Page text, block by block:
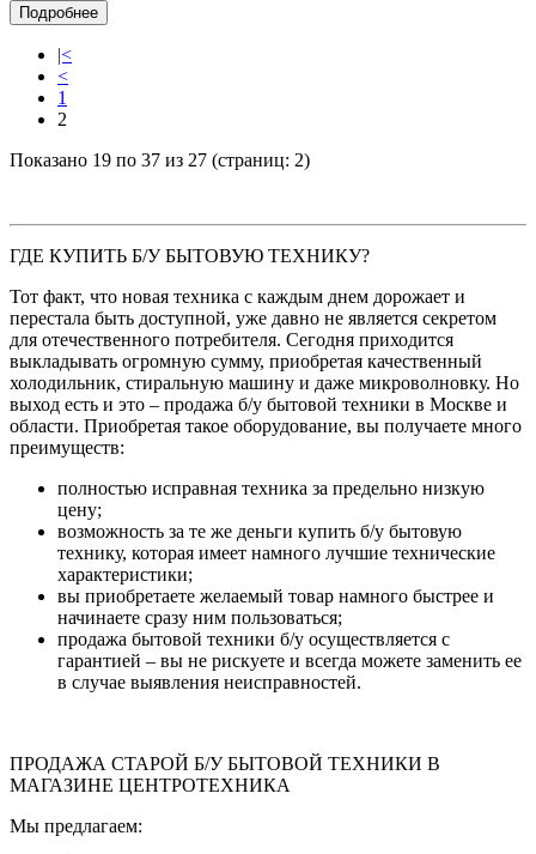
Подробнее
|<
<
1
2
Показано 19 по 37 из 27 (страниц: 2)
ГДЕ КУПИТЬ Б/У БЫТОВУЮ ТЕХНИКУ?
Тот факт, что новая техника с каждым днем дорожает и
перестала быть доступной, уже давно не является секретом
для отечественного потребителя. Сегодня приходится
выкладывать огромную сумму, приобретая качественный
холодильник, стиральную машину и даже микроволновку. Но
выход есть и это – продажа б/у бытовой техники в Москве и
области. Приобретая такое оборудование, вы получаете много
преимуществ:
полностью исправная техника за предельно низкую
цену;
возможность за те же деньги купить б/у бытовую
технику, которая имеет намного лучшие технические
характеристики;
вы приобретаете желаемый товар намного быстрее и
начинаете сразу ним пользоваться;
продажа бытовой техники б/у осуществляется с
гарантией – вы не рискуете и всегда можете заменить ее
в случае выявления неисправностей.
ПРОДАЖА СТАРОЙ Б/У БЫТОВОЙ ТЕХНИКИ В
МАГАЗИНЕ ЦЕНТРОТЕХНИКА
Мы предлагаем: